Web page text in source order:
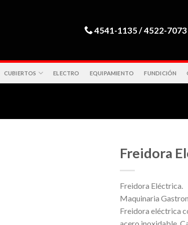
4541-1135 / 4522-7073
CUBIERTOS ELECTRO EQUIPAMIENTO FUNDICIÓN
Freidora
Freidora Eléctrica.
Maquinaria
Freidora eléctrica